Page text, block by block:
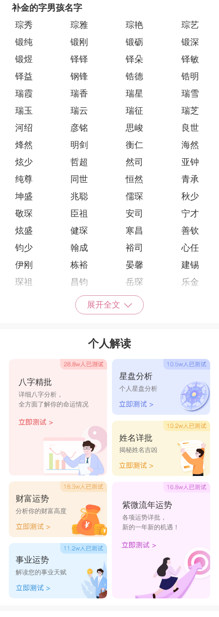
补金的字男孩名字
琮秀
琮雅 琮艳
琮艺
锻纯
锻刚 锻砺
锻深
锻煜
铎铎 铎朵
铎敏
铎益
钢锋 锆德
锆明
瑞霞
瑞香 瑞星
瑞雪
瑞玉
瑞云 瑞征
瑞芝
河绍
彦铭 思峻
良世
烽然
明剑 衡仁
海然
炫少
哲超 然司
亚钟
纯尊
同世 恒然
青承
坤盛
兆聪 儒琛
秋少
敬琛
臣祖 安司
宁才
炫盛
健琛 寒昌
善钦
钧少
翰成 裕司
心任
伊刚
栋裕 晏馨
建锡
琛祖
昌钧 岳琛
乐金
铭秦 安旭
义世 锋康
杰东
乐同
峰毅
晨俊
学兴
坤翰
1、锐文
——锐字带有“钅”字旁，五行属金，文字五行属
水，金生水，两者没有对冲不利局面。根据五行属
性，锐字用到名字中，有增补之意，能增强运势，
文，文字，引申为有文采，用到男孩名字中，寓意
文采卓然，文质彬彬。
2、鑫宇
——其中“鑫”字五行属性为金，并且带有“金”字
旁，搭配“宇”五行属土的字起名，加强五行属金的
命理。鑫指金多兴盛的意思，寓意兴旺发达，宇字
属性为土，根据五行相生相克的原理，土生金，更
加有利于运势的调和。
展开全文
个人解读
八字精批
详细八字分析，
全方面了解你的命运情况
财富运势
分析你的财富高度
事业运势
解读您的事业天赋
星盘分析
个人星盘分析
姓名详批
揭秘姓名吉凶
紫微流年运势
各项运势详批，
新的一年新的机遇！